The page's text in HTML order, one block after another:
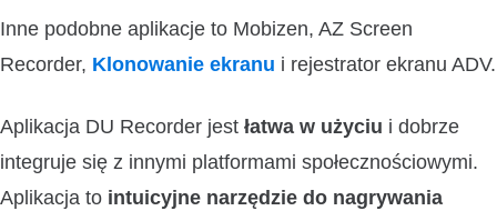
Inne podobne aplikacje to Mobizen, AZ Screen
Recorder, Klonowanie ekranu i rejestrator ekranu ADV.
Aplikacja DU Recorder jest łatwa w użyciu i dobrze
integruje się z innymi platformami społecznościowymi.
Aplikacja to intuicyjne narzędzie do nagrywania